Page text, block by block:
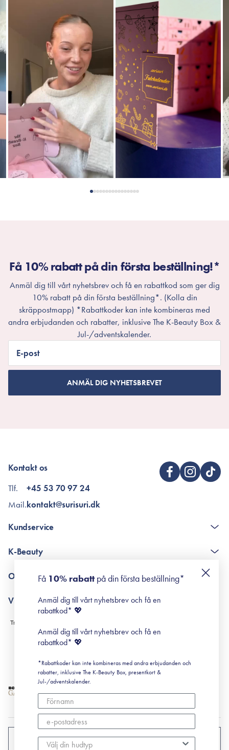
Få 10% rabatt på din första beställning!*
Anmäl dig till vårt nyhetsbrev och få en rabattkod som ger dig
10% rabatt på din första beställning*. (Kolla din
skräppostmapp) *Rabattkoder kan inte kombineras med
andra erbjudanden och rabatter, inklusive The K-Beauty Box &
Jul-/adventskalender.
E-post
ANMÄL DIG NYHETSBREVET
Kontakt os
Tlf.
Mail.
+45 53 70 97 24
kontakt@surisuri.dk
Kundservice
Poängshop - frågor och svar
K-Beauty
Retinol för nybörjare
Om Surisuri
Black Friday
Villkor
Leverans & Retur
Köpvillkor
Prenumerationsvillkor
Cookiepolicy
SVERIGE
Få 10% rabattpå din första beställning*
Anmäl dig till vårt nyhetsbrev och få en
rabattkod* 💖
Anmäl dig till vårt nyhetsbrev och få en
rabattkod* 💖
*Rabattkoder kan inte kombineras med andra erbjudanden och
rabatter, inklusive The K-Beauty Box, presentkort &
Jul-/adventskalender.